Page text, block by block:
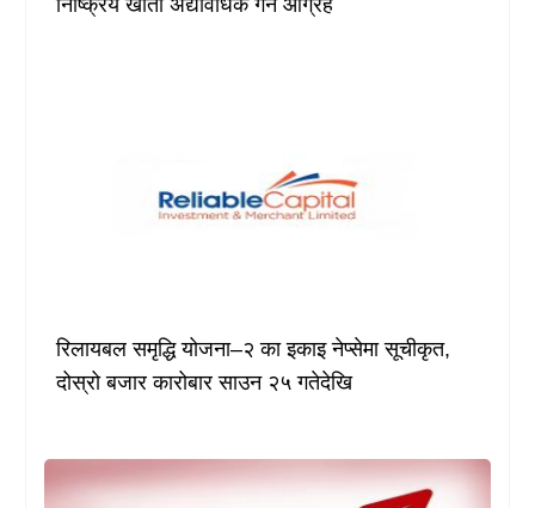
रिलायबल समृद्धि योजना–२ का इकाइ नेप्सेमा सूचीकृत,
दोस्रो बजार कारोबार साउन २५ गतेदेखि